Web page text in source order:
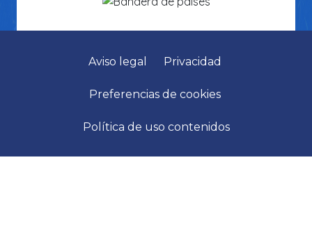
Aviso legal Privacidad
Preferencias de cookies
Política de uso contenidos